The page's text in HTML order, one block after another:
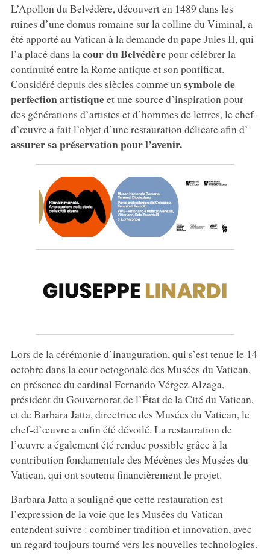
L’Apollon du Belvédère, découvert en 1489 dans les
ruines d’une domus romaine sur la colline du Viminal, a
été apporté au Vatican à la demande du pape Jules II, qui
l’a placé dans la cour du Belvédèrepour célébrer la
continuité entre la Rome antique et son pontificat.
Considéré depuis des siècles comme un symbole de
perfection artistiqueet une source d’inspiration pour
des générations d’artistes et d’hommes de lettres, le chef-
d’œuvre a fait l’objet d’une restauration délicate afin d’
assurer sa préservation pour l’avenir.
Lors de la cérémonie d’inauguration, qui s’est tenue le 14
octobre dans la cour octogonale des Musées du Vatican,
en présence du cardinal Fernando Vérgez Alzaga,
président du Gouvernorat de l’État de la Cité du Vatican,
et de Barbara Jatta, directrice des Musées du Vatican, le
chef-d’œuvre a enfin été dévoilé. La restauration de
l’œuvre a également été rendue possible grâce à la
contribution fondamentale des Mécènes des Musées du
Vatican, qui ont soutenu financièrement le projet.
Barbara Jatta a souligné que cette restauration est
l’expression de la voie que les Musées du Vatican
entendent suivre : combiner tradition et innovation, avec
un regard toujours tourné vers les nouvelles technologies.